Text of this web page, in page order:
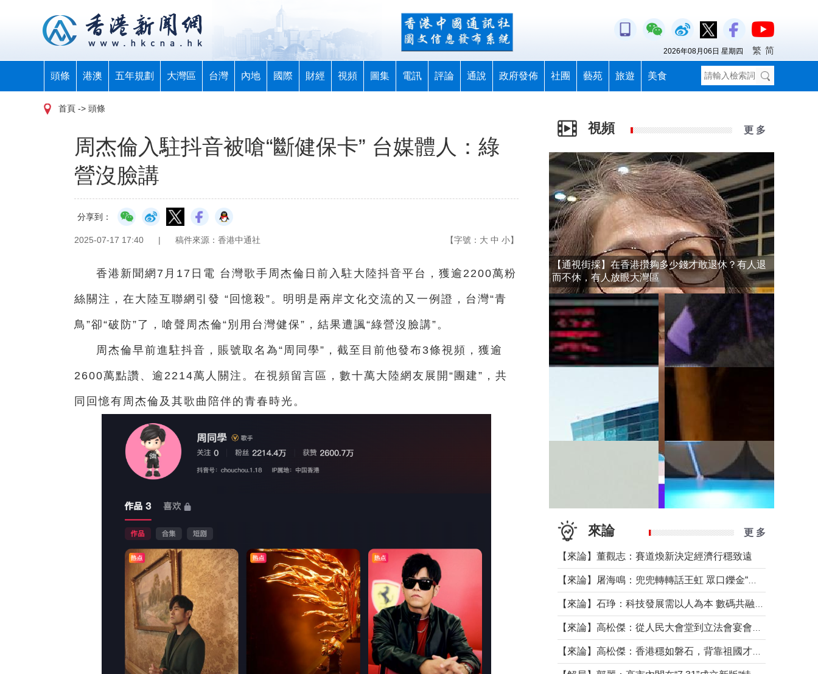
頭條 港澳 五年規劃 大灣區 台灣 內地 國際 財經 視頻 圖集 電訊 評論 通說 政府發佈 社團 藝苑 旅遊 美食
2026年08月06日 星期四 繁 简
首頁 -> 頭條
周杰倫入駐抖音被嗆“斷健保卡” 台媒體人：綠
營沒臉講
分享到：
2025-07-17 17:40 | 稿件來源：香港中通社 【字號： 大 中 小】
香港新聞網7月17日電 台灣歌手周杰倫日前入駐大陸抖音平台，獲逾2200萬粉
絲關注，在大陸互聯網引發 “回憶殺”。明明是兩岸文化交流的又一例證，台灣“青
鳥”卻“破防”了，嗆聲周杰倫“別用台灣健保”，結果遭諷“綠營沒臉講”。
周杰倫早前進駐抖音，賬號取名為“周同學”，截至目前他發布3條視頻，獲逾
2600萬點讚、逾2214萬人關注。在視頻留言區，數十萬大陸網友展開“團建”，共
同回憶有周杰倫及其歌曲陪伴的青春時光。
視頻 更 多
【通視街採】在香港攢夠多少錢才敢退休？有人退
而不休，有人放眼大灣區
來論 更 多
【來論】董觀志：賽道煥新決定經濟行穩致遠